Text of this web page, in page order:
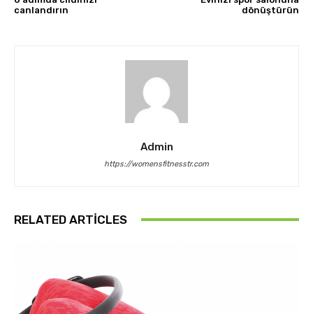
canlandırın
dönüştürün
Admin
https://womensfitnesstr.com
RELATED ARTICLES